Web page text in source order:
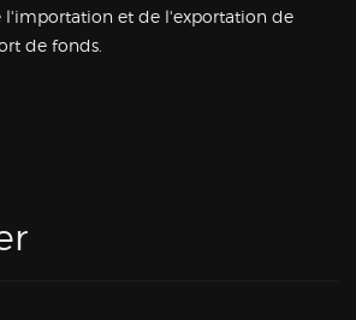
et de l'exportation de
de fonds.